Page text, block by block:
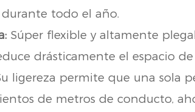
todo el año.
Súper flexible y altamente
drásticamente el espacio
ligereza permite que una sola
de metros de conducto,